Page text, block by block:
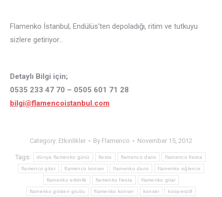
Flamenko İstanbul, Endülüs’ten depoladığı, ritim ve tutkuyu
sizlere getiriyor…
Detaylı Bilgi için;
0535 233 47 70 – 0505 601 71 28
bilgi@flamencoistanbul.com
Category: Etkinlikler By Flamenco November 15, 2012
Tags: dünya flamenko günü fiesta flamenco dans flamenco fiesta
flamenco gitar flamenco konser flamenko dans flamenko eğlence
flamenko etkinlik flamenko fiesta flamenko gitar
flamenko gösteri grubu flamenko konser konser kooperatif